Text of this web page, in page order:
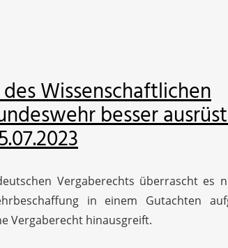
Wissenschaftlichen
besser
Vergaberechts überrascht es
in einem Gutachten
Vergaberecht hinausgreift.